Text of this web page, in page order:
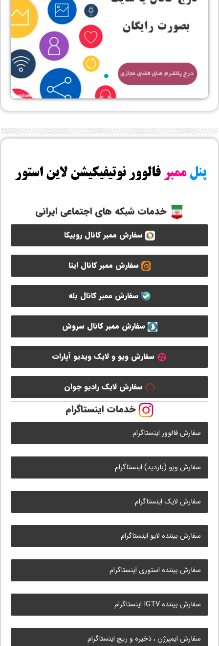
خدمات شبکه های اجتماعی ایرانی
سفارش ممبر کانال روبیکا
سفارش ممبر کانال ایتا
سفارش ممبر کانال بله
سفارش ممبر کانال سروش
سفارش ویو و لایک ویدیو آپارات
سفارش لایک رادیو جوان
خدمات اینستاگرام
سفارش فالوور اینستاگرام
سفارش ویو (بازدید) اینستاگرام
سفارش لایک اینستاگرام
سفارش بیننده لایو اینستاگرام
سفارش بیننده استوری اینستاگرام
سفارش بیننده IGTV اینستاگرام
سفارش ایمپرژن ، ذخیره و ریچ اینستاگرام